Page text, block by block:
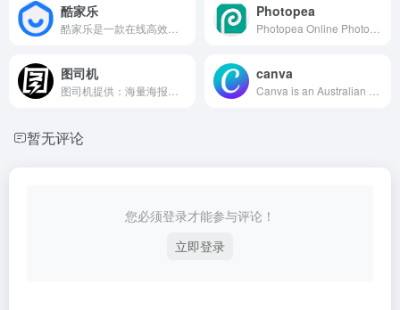
酷家乐 Photopea
图司机 canva
暂无评论
您必须登录才能参与评论！
立即登录